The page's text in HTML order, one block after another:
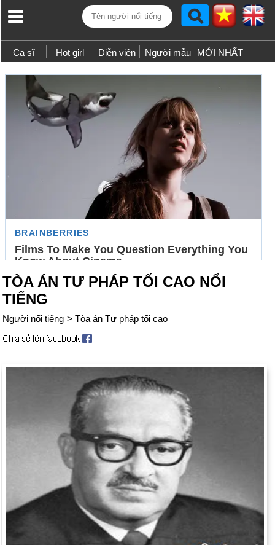
Ca sĩ Hot girl Diễn viên Người mẫu MỚI NHẤT
TÒA ÁN TƯ PHÁP TỐI CAO NỔI
TIẾNG
Người nổi tiếng > Tòa án Tư pháp tối cao